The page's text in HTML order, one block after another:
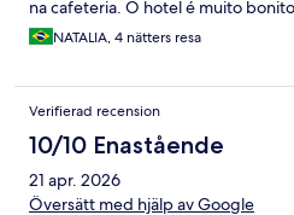
na cafeteria. O hotel é muito
NATALIA, 4 nätters resa
Verifierad recension
10/10 Enastående
21 apr. 2026
Översätt med hjälp av Google